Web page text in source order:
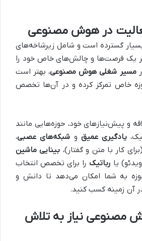
در هوش مصنوعی
گسترده است و شامل زیرشاخه‌های
یک فرصت‌ها و چالش‌های خاص خود را
مسیر شغلی هوش مصنوعی، بهتر است
خاص تمرکز کرده و در آن‌ها تخصص
و پیش‌نیازهای خود، حوزه‌هایی مانند
یادگیری عمیق و شبکه‌های عصبی،
کار با متن و گفتار)، بینایی ماشین
یا رباتیک را برای تخصص انتخاب
به شما امکان می‌دهد تا دانش و
آن زمینه کسب کنید.
مصنوعی نیاز به تلاش